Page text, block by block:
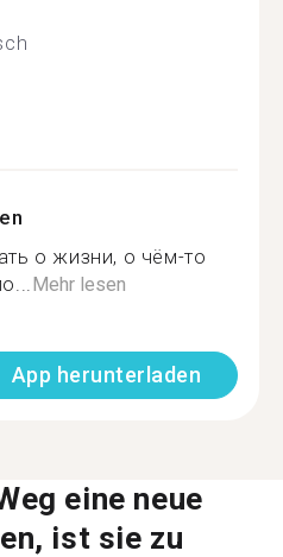
о жизни, о чём-то
Mehr lesen
App herunterladen
eine neue
ist sie zu